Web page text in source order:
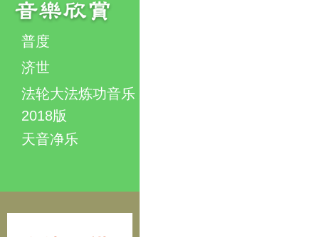
普度
济世
法轮大法炼功音乐
2018版
天音净乐